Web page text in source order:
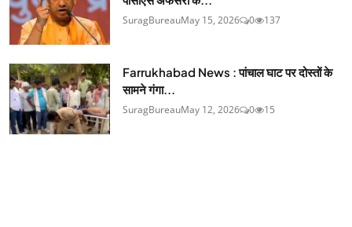
SuragBureauMay 15, 2026 0 137
Farrukhabad News : पांचाल घाट पर दोस्तों के
सामने गंगा...
SuragBureauMay 12, 2026 0 15